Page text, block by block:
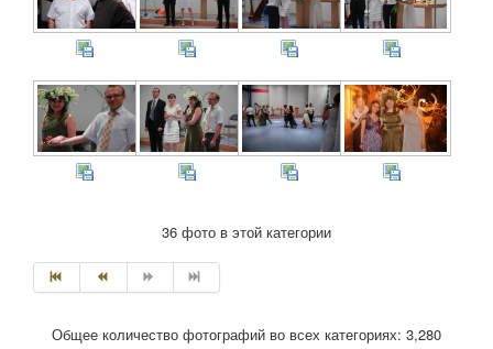
36 фото в этой категории
Общее количество фотографий во всех категориях: 3,280